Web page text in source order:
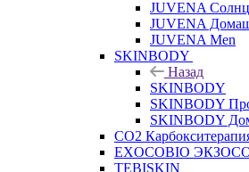
JUVENA
JUVENA
JUVENA Men
SKINBODY
Назад
SKINBODY
SKINBODY
SKINBODY
CO2
EXOCOBIO
TEBISKIN